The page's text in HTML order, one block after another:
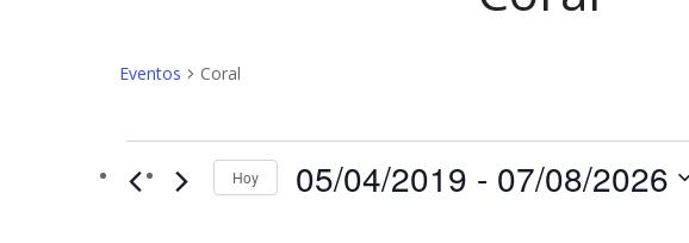
Eventos Coral
Eventos Hoy 05/04/2019 - 07/08/2026